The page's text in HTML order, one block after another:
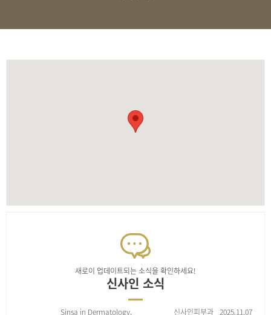
새로이 업데이트되는 소식을 확인하세요!
신사인 소식
Sinsa in Dermatology,
신사인피부과 2025.11.07